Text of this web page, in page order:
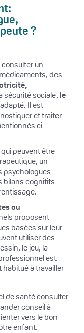
?
un
des
sécurité sociale, le
Il est
et traiter
ci-
peuvent être
un
psychologues
bilans cognitifs
ou
proposent
basées sur leur
utiliser des
le jeu, la
est
à travailler
de santé consulter
conseil à
vers le bon
enfant.